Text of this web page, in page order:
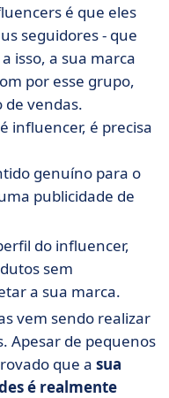
é que eles
seguidores - que
isso, a sua marca
por esse grupo,
vendas.
influencer, é precisa
genuíno para o
publicidade de
do influencer,
sem
a sua marca.
vem sendo realizar
Apesar de pequenos
que a sua
é realmente